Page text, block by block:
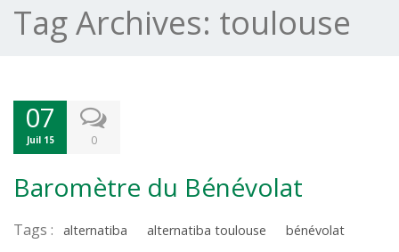
Tag Archives: toulouse
07
Juil 15 0
Baromètre du Bénévolat
Tags : alternatiba alternatiba toulouse bénévolat